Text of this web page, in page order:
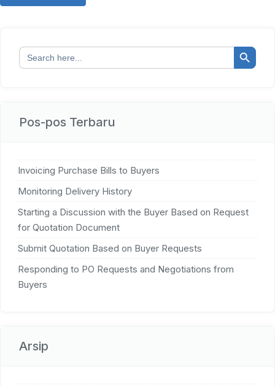
Search
for:
Search Button
Pos-pos Terbaru
Invoicing Purchase Bills to Buyers
Monitoring Delivery History
Starting a Discussion with the Buyer Based on Request
for Quotation Document
Submit Quotation Based on Buyer Requests
Responding to PO Requests and Negotiations from
Buyers
Arsip